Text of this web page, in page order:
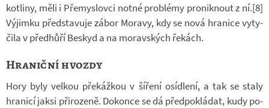
kot­liny, měli i Pře­mys­lovci notné pro­blémy pro­nik­nout z ní.[8]
Vý­jimku před­sta­vuje zábor Mo­ravy, kdy se nová hra­nice vy­ty­
čila v před­hůří Bes­kyd a na mo­rav­ských ře­kách.
Hraniční hvozdy
Hory byly vel­kou pře­káž­kou v ší­ření osíd­lení, a tak se staly
hra­nicí jaksi při­ro­zeně. Do­konce se dá před­po­klá­dat, kudy po­